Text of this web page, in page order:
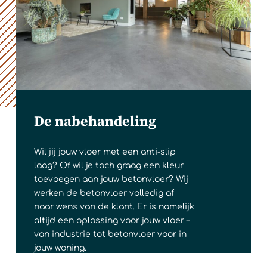
De nabehandeling
Wil jij jouw vloer met een anti-slip
laag? Of wil je toch graag een kleur
toevoegen aan jouw betonvloer? Wij
werken de betonvloer volledig af
naar wens van de klant. Er is namelijk
altijd een oplossing voor jouw vloer –
van industrie tot betonvloer voor in
jouw woning.